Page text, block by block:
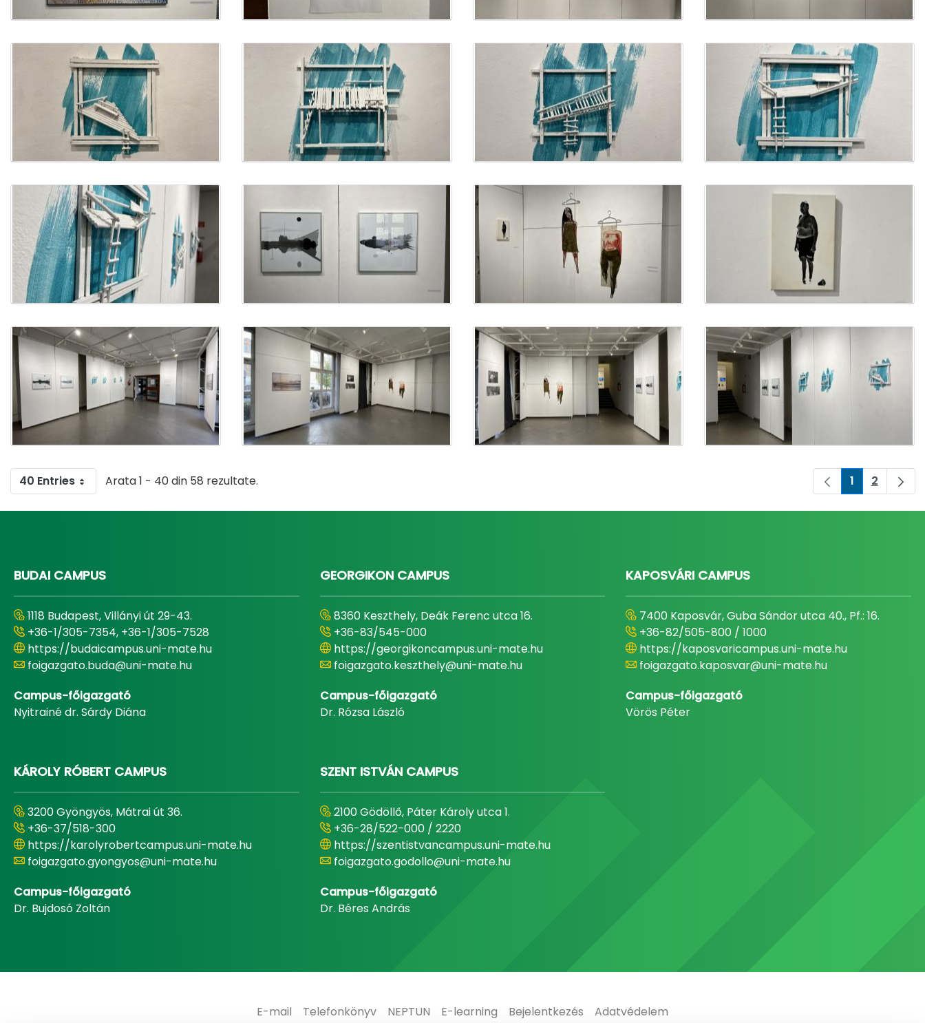
40 Entries Arata 1 - 40 din 58 rezultate. Pagina
1 Pagina
2
BUDAI CAMPUS
1118 Budapest, Villányi út 29-43.
+36-1/305-7354, +36-1/305-7528
https://budaicampus.uni-mate.hu
foigazgato.buda@uni-mate.hu
Campus-főigazgató
Nyitrainé dr. Sárdy Diána
GEORGIKON CAMPUS
8360 Keszthely, Deák Ferenc utca 16.
+36-83/545-000
https://georgikoncampus.uni-mate.hu
foigazgato.keszthely@uni-mate.hu
Campus-főigazgató
Dr. Rózsa László
KAPOSVÁRI CAMPUS
7400 Kaposvár, Guba Sándor utca 40., Pf.: 16.
+36-82/505-800 / 1000
https://kaposvaricampus.uni-mate.hu
foigazgato.kaposvar@uni-mate.hu
Campus-főigazgató
Vörös Péter
KÁROLY RÓBERT CAMPUS
3200 Gyöngyös, Mátrai út 36.
+36-37/518-300
https://karolyrobertcampus.uni-mate.hu
foigazgato.gyongyos@uni-mate.hu
Campus-főigazgató
Dr. Bujdosó Zoltán
SZENT ISTVÁN CAMPUS
2100 Gödöllő, Páter Károly utca 1.
+36-28/522-000 / 2220
https://szentistvancampus.uni-mate.hu
foigazgato.godollo@uni-mate.hu
Campus-főigazgató
Dr. Béres András
E-mail Telefonkönyv NEPTUN E-learning Bejelentkezés Adatvédelem